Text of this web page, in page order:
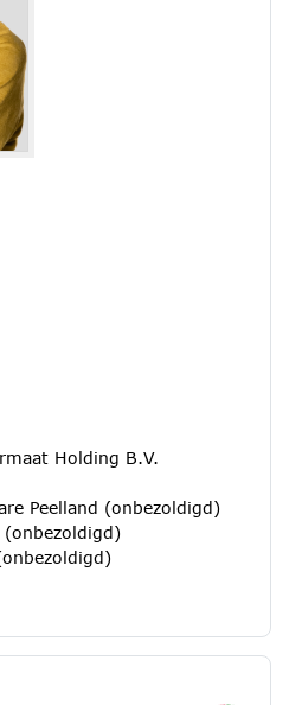
Holding B.V.
Peelland (onbezoldigd)